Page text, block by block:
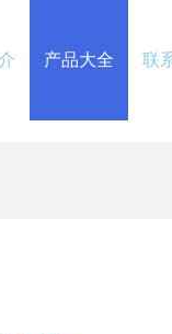
产品大全 联